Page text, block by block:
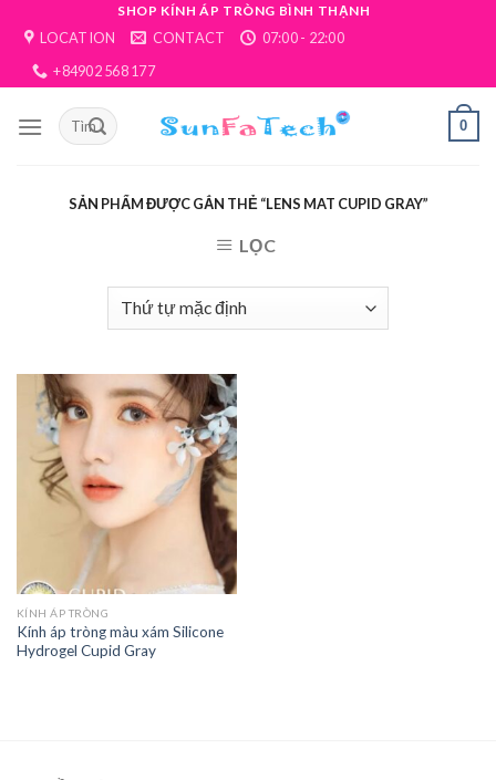
content
SHOP KÍNH ÁP TRÒNG BÌNH THẠNH
LOCATION CONTACT
07:00 - 22:00
+84902 568 177
0
SẢN PHẨM ĐƯỢC GẮN THẺ “LENS MAT CUPID GRAY”
LỌC
KÍNH ÁP TRÒNG
Kính áp tròng màu xám Silicone
Hydrogel Cupid Gray